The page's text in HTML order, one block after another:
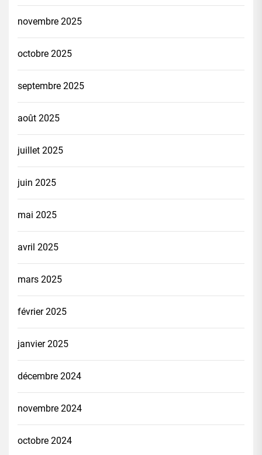
novembre 2025
octobre 2025
septembre 2025
août 2025
juillet 2025
juin 2025
mai 2025
avril 2025
mars 2025
février 2025
janvier 2025
décembre 2024
novembre 2024
octobre 2024